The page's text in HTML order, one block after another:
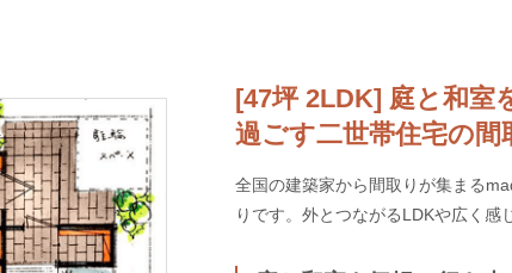
[47坪 2LDK] 庭と和室
過ごす二世帯住宅の間
全国の建築家から間取りが集まる
りです。外とつながるLDKや広く感